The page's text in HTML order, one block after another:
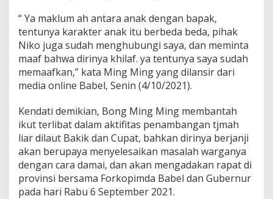
“ Ya maklum ah antara anak dengan bapak,
tentunya karakter anak itu berbeda beda, pihak
Niko juga sudah menghubungi saya, dan meminta
maaf bahwa dirinya khilaf. ya tentunya saya sudah
memaafkan,” kata Ming Ming yang dilansir dari
media online Babel, Senin (4/10/2021).
Kendati demikian, Bong Ming Ming membantah
ikut terlibat dalam aktifitas penambangan tjmah
liar dilaut Bakik dan Cupat, bahkan dirinya berjanji
akan berupaya menyelesaikan masalah warganya
dengan cara damai, dan akan mengadakan rapat di
provinsi bersama Forkopimda Babel dan Gubernur
pada hari Rabu 6 September 2021.